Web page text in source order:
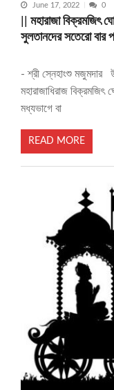
June 17, 2022 0
|| মহারাজা বিক্রমজিৎ
সুলতানদের সতেরো বার
- শ্রী স্নেহাংশু মজুমদার
মহারাজাধিরাজ
মধ্যভাগে বা
READ MORE